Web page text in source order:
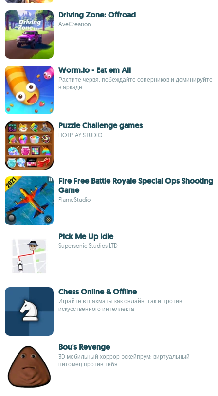
Driving Zone: Offroad
AveCreation
Worm.io - Eat em All
Растите червя, побеждайте соперников и доминируйте
в аркаде
Puzzle Challenge games
HOTPLAY STUDIO
Fire Free Battle Royale Special Ops Shooting
Game
FlameStudio
Pick Me Up Idle
Supersonic Studios LTD
Chess Online & Offline
Играйте в шахматы как онлайн, так и против
искусственного интеллекта
Bou's Revenge
3D мобильный хоррор-эскейпрум: виртуальный
питомец против тебя